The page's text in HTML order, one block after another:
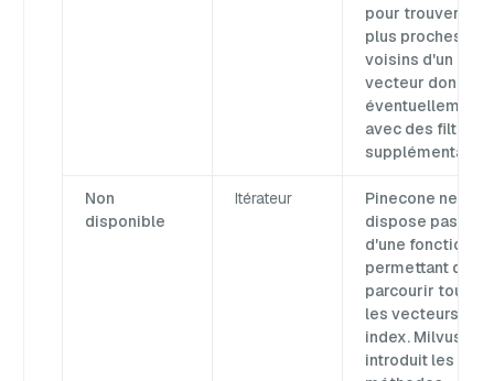
pour trouver les
plus proches
voisins d'un
vecteur donné,
éventuellement
avec des filtres
Non
disponible
Itérateur
Pinecone ne
dispose pas
d'une fonction
permettant de
parcourir tous
les vecteurs d'un
index. Milvus
introduit les